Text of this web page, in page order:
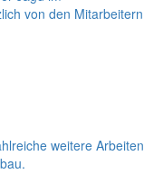
von den Mitarbeitern
weitere Arbeiten